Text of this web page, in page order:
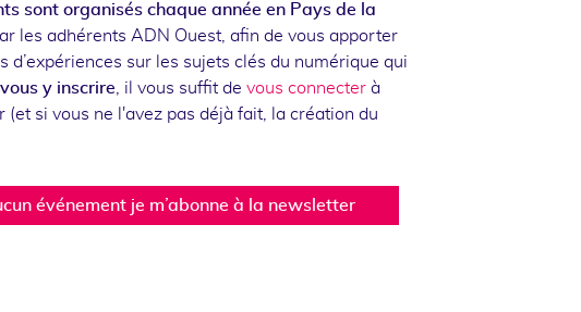
sont organisés chaque année en Pays de la
les adhérents ADN Ouest, afin de vous apporter
d’expériences sur les sujets clés du numérique qui
y inscrire, il vous suffit de vous connecter à
si vous ne l'avez pas déjà fait, la création du
événement je m’abonne à la newsletter